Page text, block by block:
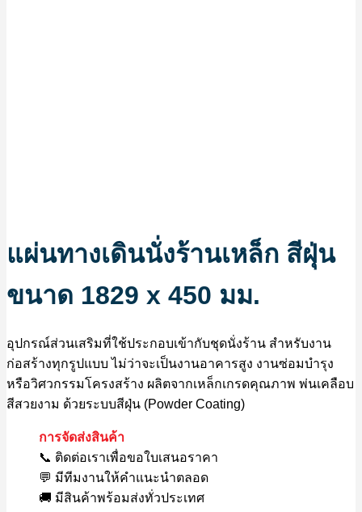
แผ่นทางเดินนั่งร้านเหล็ก สีฝุ่น
ขนาด 1829 x 450 มม.
อุปกรณ์ส่วนเสริมที่ใช้ประกอบเข้ากับชุดนั่งร้าน สำหรับงาน
ก่อสร้างทุกรูปแบบ ไม่ว่าจะเป็นงานอาคารสูง งานซ่อมบำรุง
หรือวิศวกรรมโครงสร้าง ผลิตจากเหล็กเกรดคุณภาพ พ่นเคลือบ
สีสวยงาม ด้วยระบบสีฝุ่น (Powder Coating)
การจัดส่งสินค้า
📞 ติดต่อเราเพื่อขอใบเสนอราคา
💬 มีทีมงานให้คำแนะนำตลอด
🚚 มีสินค้าพร้อมส่งทั่วประเทศ